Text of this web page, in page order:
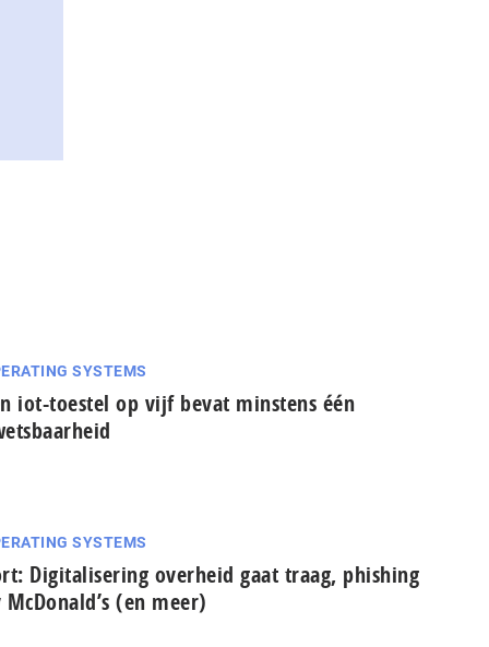
SYSTEMS
iot-toestel op vijf bevat minstens één
SYSTEMS
Digitalisering overheid gaat traag, phishing
McDonald’s (en meer)